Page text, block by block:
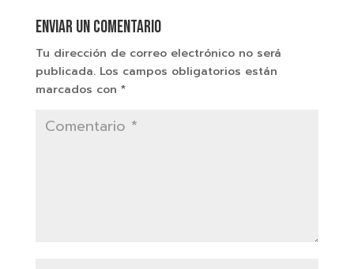
Enviar un comentario
Tu dirección de correo electrónico no será
publicada. Los campos obligatorios están
marcados con *